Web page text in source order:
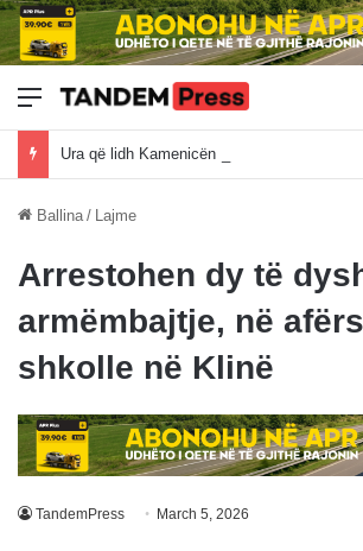
Meny
Ballina / Lajme
Arrestohen dy të
armëmbajtje, në
shkolle në Klinë
TandemPress March 5, 2026